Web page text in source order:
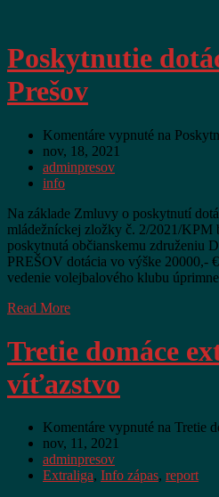
Poskytnutie
Prešov
Komentáre vypnuté na
nov, 18, 2021
adminpresov
info
Na základe Zmluvy o poskytnutí
mládežníckej zložky č. 2/2021/KPM
poskytnutá občianskemu
PREŠOV dotácia vo výške 20000,-
vedenie volejbalového klubu
Read More
Tretie domáce
víťazstvo
Komentáre vypnuté na Tretie
nov, 11, 2021
adminpresov
Extraliga, Info zápas, report